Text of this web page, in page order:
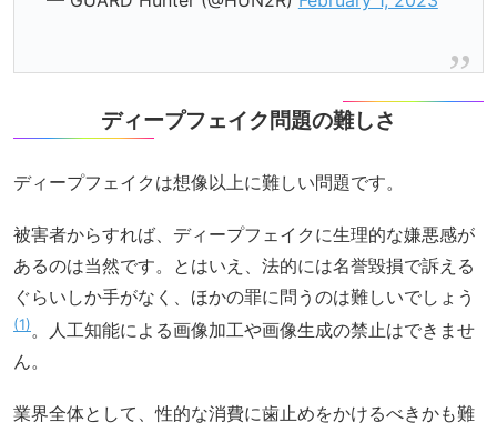
ディープフェイク問題の難しさ
ディープフェイクは想像以上に難しい問題です。
被害者からすれば、ディープフェイクに生理的な嫌悪感が
あるのは当然です。とはいえ、法的には名誉毀損で訴える
ぐらいしか手がなく、ほかの罪に問うのは難しいでしょう
1 。人工知能による画像加工や画像生成の禁止はできませ
ん。
業界全体として、性的な消費に歯止めをかけるべきかも難